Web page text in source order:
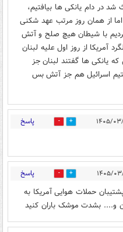
در دام یانکی ها بیافتیم،
اما از همان روز مرتب عهد شکنی
با شیطان هیچ صلح و آتش
آمریکا از روز اول علیه لبنان
یانکی ها گفتند لبنان جز
اسرائیل هم جز آتش بس
3 پاسخ
1 پاسخ
حملات هوایی آمریکا به
و.... بشدت موشک باران کنید